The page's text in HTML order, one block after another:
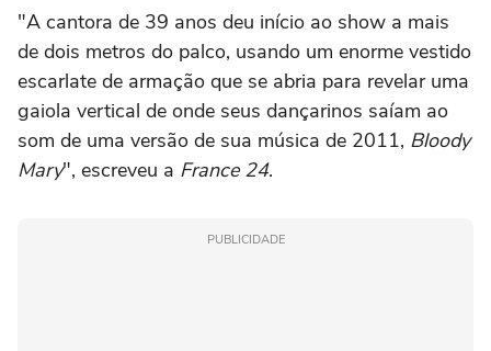
"A cantora de 39 anos deu início ao show a mais
de dois metros do palco, usando um enorme vestido
escarlate de armação que se abria para revelar uma
gaiola vertical de onde seus dançarinos saíam ao
som de uma versão de sua música de 2011, Bloody
Mary", escreveu a France 24.
PUBLICIDADE